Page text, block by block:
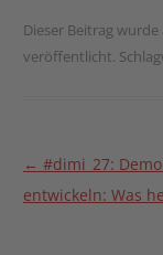
Dieser Beitrag wurde
veröffentlicht.
← #dimi_27:
entwickeln: Was